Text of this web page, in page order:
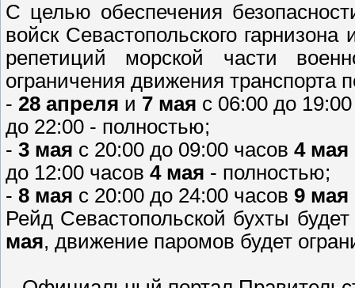
С целью обеспечения
войск Севастопольского
репетиций морской части
ограничения движения транспорта
- 28 апреля и 7 мая с 06:00 до
до 22:00 - полностью;
- 3 мая с 20:00 до 09:00 часов 4 мая
до 12:00 часов 4 мая - полностью;
- 8 мая с 20:00 до 24:00 часов 9 мая
Рейд Севастопольской бухты
мая, движение паромов будет